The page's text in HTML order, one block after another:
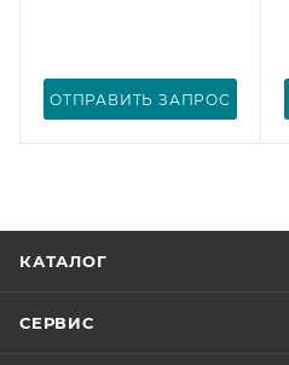
ОТПРАВИТЬ ЗАПРОС
КАТАЛОГ
СЕРВИС